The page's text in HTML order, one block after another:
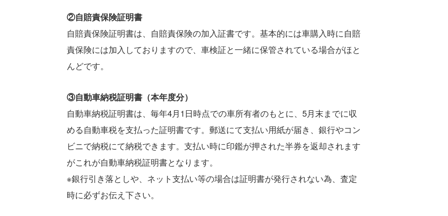
②自賠責保険証明書
自賠責保険証明書は、自賠責保険の加入証書です。基本的には車購入時に自賠
責保険には加入しておりますので、車検証と一緒に保管されている場合がほと
んどです。
③自動車納税証明書（本年度分）
自動車納税証明書は、毎年4月1日時点での車所有者のもとに、5月末までに収
める自動車税を支払った証明書です。郵送にて支払い用紙が届き、銀行やコン
ビニで納税にて納税できます。支払い時に印鑑が押された半券を返却されます
がこれが自動車納税証明書となります。
※銀行引き落としや、ネット支払い等の場合は証明書が発行されない為、査定
時に必ずお伝え下さい。